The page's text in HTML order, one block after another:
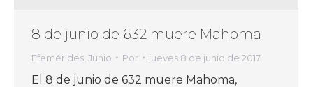
8 de junio de 632 muere Mahoma
Efemérides Junio Por jueves 8 de junio de 2017
El 8 de junio de 632 muere Mahoma,